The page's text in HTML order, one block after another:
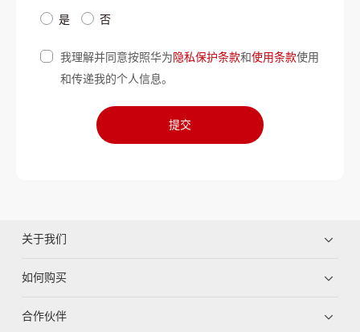
是 否
我理解并同意按照华为隐私保护条款和使用条款使用
和传递我的个人信息。
提交
关于我们
如何购买
合作伙伴